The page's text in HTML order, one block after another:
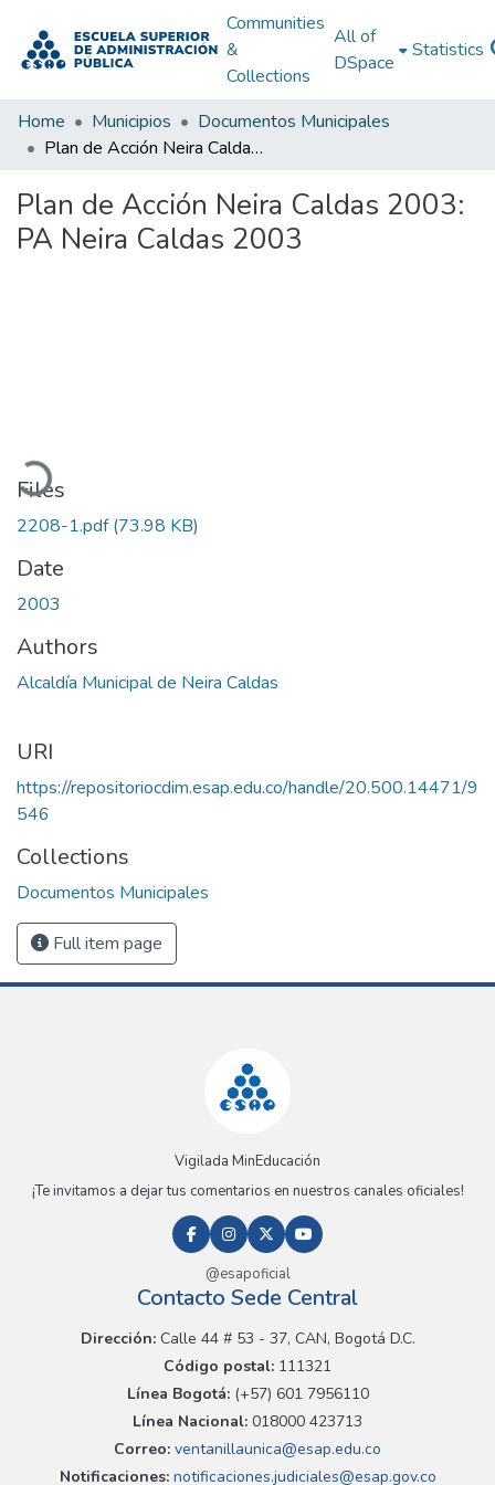
Communities
&
Collections
All of
DSpace
Statistics
Home Municipios
Documentos Municipales
Plan de Acción Neira Caldas 2003: PA Neira Caldas 2003
Plan de Acción Neira Caldas 2003:
PA Neira Caldas 2003
Loading...
Files
2208-1.pdf(73.98 KB)
Date
2003
Authors
Alcaldía Municipal de Neira Caldas
URI
https://repositoriocdim.esap.edu.co/handle/20.500.14471/9
546
Collections
Documentos Municipales
Full item page
Vigilada MinEducación
¡Te invitamos a dejar tus comentarios en nuestros canales oficiales!
@esapoficial
Contacto Sede Central
Dirección:Calle 44 # 53 - 37, CAN, Bogotá D.C.
Código postal: 111321
Línea Bogotá:(+57) 601 7956110
Línea Nacional: 018000 423713
Correo: ventanillaunica@esap.edu.co
Notificaciones:notificaciones.judiciales@esap.gov.co